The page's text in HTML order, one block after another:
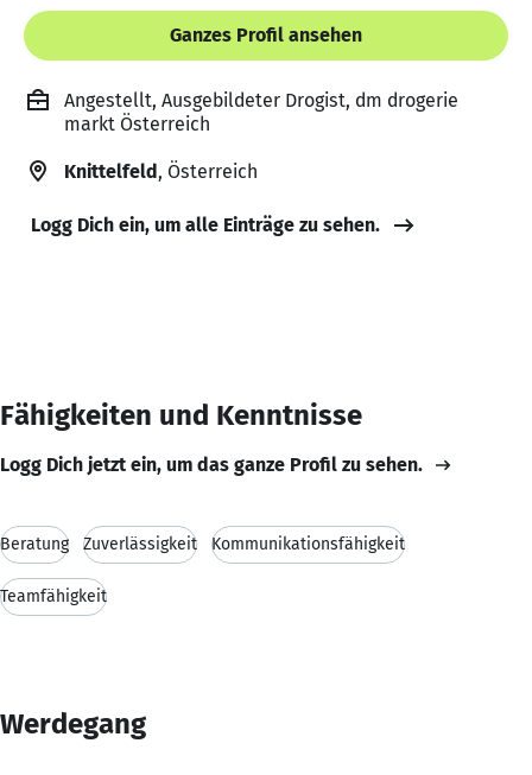
Ganzes Profil ansehen
Angestellt, Ausgebildeter Drogist, dm drogerie
markt Österreich
Knittelfeld, Österreich
Logg Dich ein, um alle Einträge zu sehen.
Fähigkeiten und Kenntnisse
Logg Dich jetzt ein, um das ganze Profil zu sehen.
Beratung Zuverlässigkeit Kommunikationsfähigkeit
Teamfähigkeit
Werdegang